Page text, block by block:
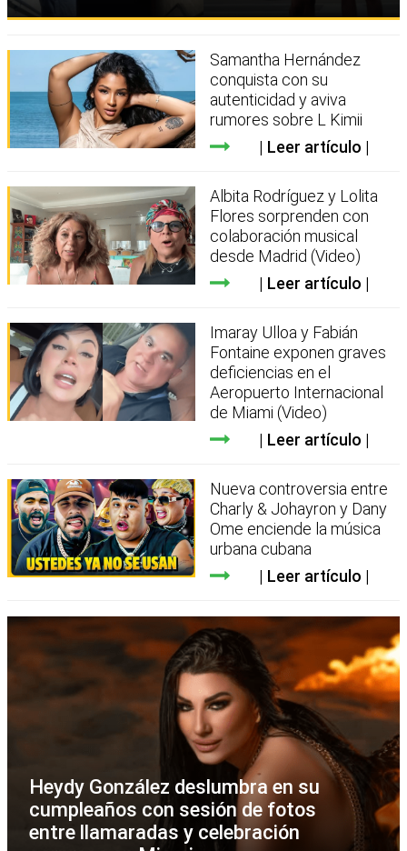
Samantha Hernández
conquista con su
autenticidad y aviva
rumores sobre L Kimii
Leer artículo
Albita Rodríguez y Lolita
Flores sorprenden con
colaboración musical
desde Madrid (Video)
Leer artículo
Imaray Ulloa y Fabián
Fontaine exponen graves
deficiencias en el
Aeropuerto Internacional
de Miami (Video)
Leer artículo
Nueva controversia entre
Charly & Johayron y Dany
Ome enciende la música
urbana cubana
Leer artículo
Heydy González deslumbra en su
cumpleaños con sesión de fotos
entre llamaradas y celebración